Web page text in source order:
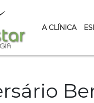
A CLÍNICA